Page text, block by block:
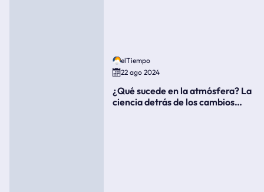
elTiempo
22 ago 2024
¿Qué sucede en la atmósfera? La
ciencia detrás de los cambios